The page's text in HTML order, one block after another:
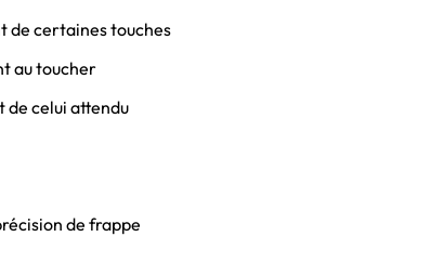
de certaines touches
au toucher
de celui attendu
de frappe